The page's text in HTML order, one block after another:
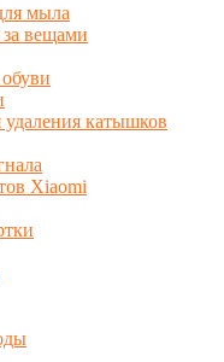
мыла
вещами
катышков
Xiaomi